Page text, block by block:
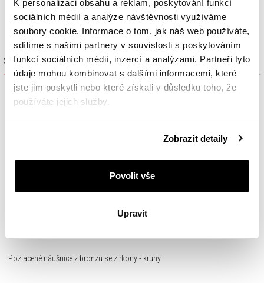
K personalizaci obsahu a reklam, poskytování funkcí
sociálních médií a analýze návštěvnosti využíváme
soubory cookie. Informace o tom, jak náš web používáte,
sdílíme s našimi partnery v souvislosti s poskytováním
funkcí sociálních médií, inzercí a analýzami. Partneři tyto
údaje mohou kombinovat s dalšími informacemi, které
jste jim poskytli nebo které získali v důsledku toho, že
používáte jejich služby.
Zásadách ochrany osobních údajů
Zobrazit detaily
Povolit vše
Upravit
Sada výrobků
Pozlacené náušnice z bronzu se zirkony - kruhy